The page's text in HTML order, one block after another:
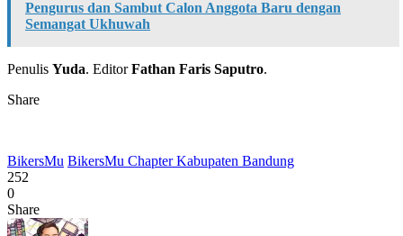
Pengurus dan Sambut Calon Anggota Baru dengan
Semangat Ukhuwah
Penulis Yuda. EditorFathan Faris Saputro.
Share
BikersMu BikersMu Chapter Kabupaten Bandung
252
0
Share